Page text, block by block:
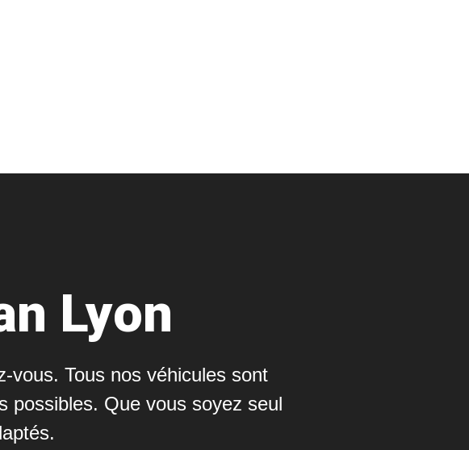
Lyon
vous. Tous nos véhicules sont
possibles. Que vous soyez seul